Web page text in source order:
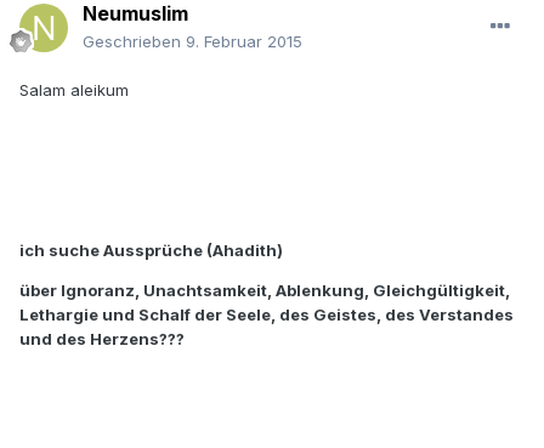
Neumuslim
Geschrieben 9. Februar 2015
Salam aleikum
ich suche Aussprüche (Ahadith)
über Ignoranz, Unachtsamkeit, Ablenkung, Gleichgültigkeit,
Lethargie und Schalf der Seele, des Geistes, des Verstandes
und des Herzens???